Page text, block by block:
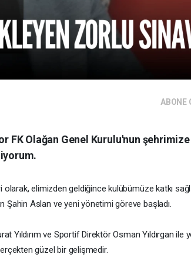
ABONE
FK Olağan Genel Kurulu'nun
elimizden geldiğince kulübümüze katkı
Şahin Aslan ve yeni yönetimi göreve başladı.
Yıldırım ve Sportif Direktör Osman Yıldırgan ile
güzel bir gelişmedir.